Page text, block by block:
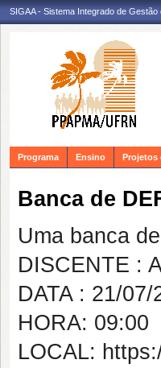
SIGAA - Sistema Integrado de Gestão
Programa Ensino Projetos
Banca de
Uma banca
DISCENTE :
DATA : 21/07/
HORA: 09:00
LOCAL: